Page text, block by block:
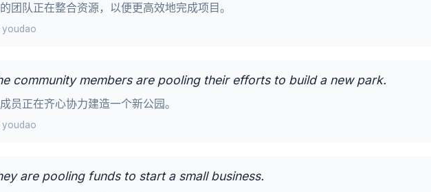
团队正在整合资源，以便更高效地完成项目。
youdao
community members are pooling their efforts to build a new park.
员正在齐心协力建造一个新公园。
youdao
are pooling funds to start a small business.